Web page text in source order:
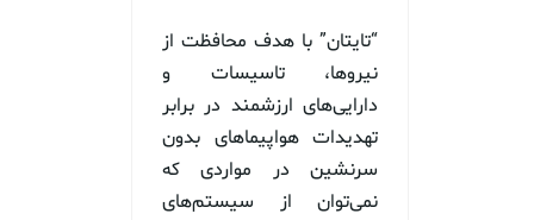
“تایتان” با هدف محافظت از
نیروها، تاسیسات و
دارایی‌های ارزشمند در برابر
تهدیدات هواپیماهای بدون
سرنشین در مواردی که
نمی‌توان از سیستم‌های